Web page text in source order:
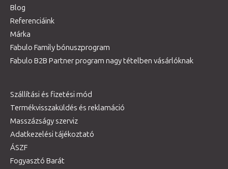
Blog
Referenciáink
Márka
Fabulo Family bónuszprogram
Fabulo B2B Partner program nagy tételben vásárlóknak
Szállítási és fizetési mód
Termékvisszaküldés és reklamáció
Masszázságy szerviz
Adatkezelési tájékoztató
ÁSZF
Fogyasztó Barát